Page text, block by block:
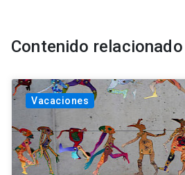
Contenido relacionado
Vacaciones